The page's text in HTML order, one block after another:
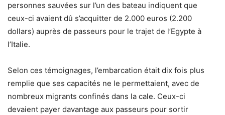
personnes sauvées sur l’un des bateau indiquent que
ceux-ci avaient dû s’acquitter de 2.000 euros (2.200
dollars) auprès de passeurs pour le trajet de l’Egypte à
l’Italie.
Selon ces témoignages, l’embarcation était dix fois plus
remplie que ses capacités ne le permettaient, avec de
nombreux migrants confinés dans la cale. Ceux-ci
devaient payer davantage aux passeurs pour sortir